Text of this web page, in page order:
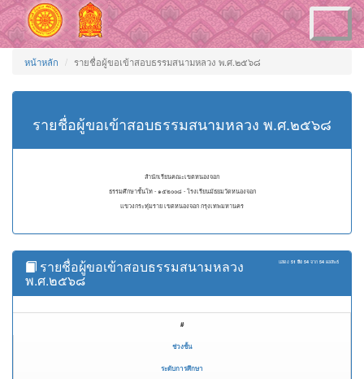
Toggle
navigation
หน้าหลัก รายชื่อผู้ขอเข้าสอบธรรมสนามหลวง พ.ศ.๒๕๖๘
รายชื่อผู้ขอเข้าสอบธรรมสนามหลวง พ.ศ.๒๕๖๘
สำนักเรียนคณะเขตหนองจอก
ธรรมศึกษาชั้นโท - ๑๕๒๐๐๘ - โรงเรียนมัธยมวัดหนองจอก
แขวงกระทุ่มราย เขตหนองจอก กรุงเทพมหานคร
แสดง 51 ถึง 54 จาก 54 ผลลัพธ์
รายชื่อผู้ขอเข้าสอบธรรมสนามหลวง
พ.ศ.๒๕๖๘
#
ช่วงชั้น
ระดับการศึกษา